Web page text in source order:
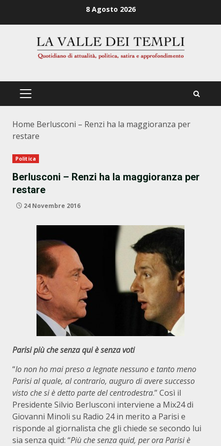
8 Agosto 2026
PRIMÄRES
Home Berlusconi – Renzi ha la maggioranza per
restare
Politica
Berlusconi – Renzi ha la maggioranza per
restare
24 Novembre 2016
Parisi più che senza qui è senza voti
“Io non ho mai preso a legnate nessuno e tanto meno
Parisi al quale, al contrario, auguro di avere successo
visto che si è detto parte del centrodestra.” Così il
Presidente Silvio Berlusconi interviene a Mix24 di
Giovanni Minoli su Radio 24 in merito a Parisi e
risponde al giornalista che gli chiede se secondo lui
sia senza quid: “Più che senza quid, per ora Parisi è